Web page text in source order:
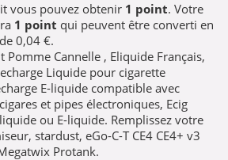
vous pouvez obtenir 1 point. Votre
1 point qui peuvent être converti en
0,04 €.
Pomme Cannelle , Eliquide Français,
Liquide pour cigarette
E-liquide compatible avec
et pipes électroniques, Ecig
ou E-liquide. Remplissez votre
stardust, eGo-C-T CE4 CE4+ v3
Protank.